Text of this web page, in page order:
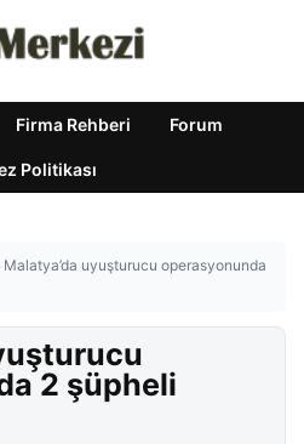
Firma Rehberi Forum
Politikası
Malatya’da uyuşturucu operasyonunda
2 şüpheli